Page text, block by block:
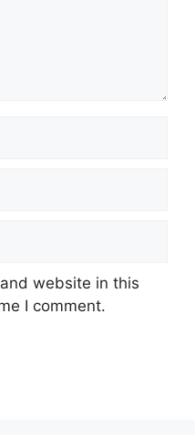
website in this
I comment.